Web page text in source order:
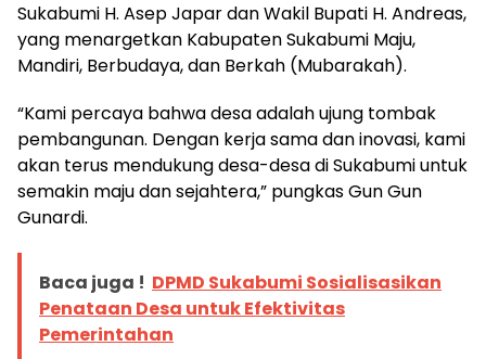
Sukabumi H. Asep Japar dan Wakil Bupati H. Andreas,
yang menargetkan Kabupaten Sukabumi Maju,
Mandiri, Berbudaya, dan Berkah (Mubarakah).
“Kami percaya bahwa desa adalah ujung tombak
pembangunan. Dengan kerja sama dan inovasi, kami
akan terus mendukung desa-desa di Sukabumi untuk
semakin maju dan sejahtera,” pungkas Gun Gun
Gunardi.
Baca juga ! DPMD Sukabumi Sosialisasikan
Penataan Desa untuk Efektivitas
Pemerintahan